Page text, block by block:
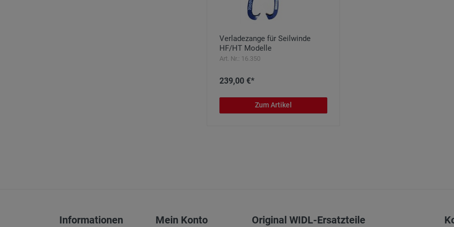
Verladezange für Seilwinde
HF/HT Modelle
Art. Nr.: 16.350
239,00 €*
Zum Artikel
Informationen Mein Konto Original WIDL-Ersatzteile